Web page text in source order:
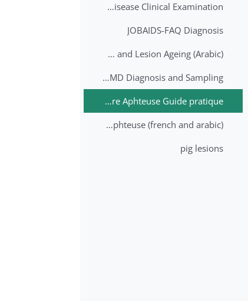
Foot and Mouth Disease Clinical Examination
JOBAIDS-FAQ Diagnosis
1st Lecture - Introduction on FMD and Lesion Ageing (Arabic)
2nd Lecture - FMD Diagnosis and Sampling
Datation des lésions de Fièvre Aphteuse Guide pratique
Brochure Fièvre Aphteuse (french and arabic)
pig lesions